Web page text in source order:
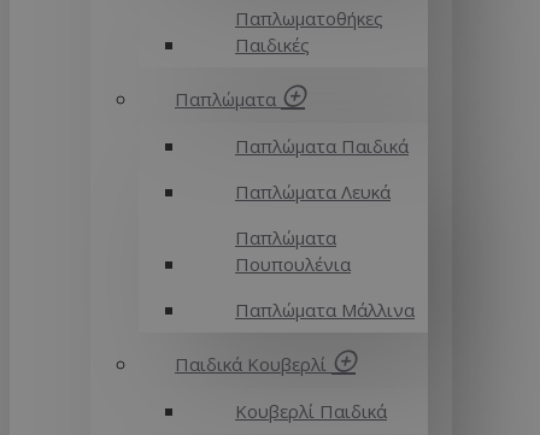
Παπλωματοθήκες
Παιδικές
Παπλώματα
Παπλώματα Παιδικά
Παπλώματα Λευκά
Παπλώματα
Πουπουλένια
Παπλώματα Μάλλινα
Παιδικά Κουβερλί
Κουβερλί Παιδικά